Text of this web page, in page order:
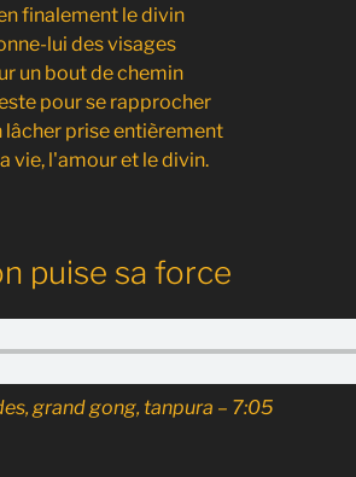
finalement le divin
lui des visages
un bout de chemin
pour se rapprocher
lâcher prise entièrement
vie, l'amour et le divin.
puise sa force
grand gong, tanpura – 7:05